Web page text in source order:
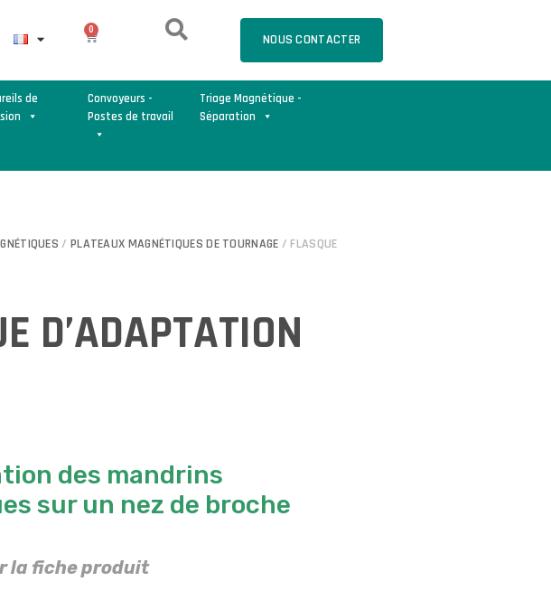
0
NOUS CONTACTER
de
Convoyeurs -
Postes de travail
Triage Magnétique -
Séparation
/ PLATEAUX MAGNÉTIQUES DE TOURNAGE / FLASQUE
D’ADAPTATION
des mandrins
sur un nez de broche
la fiche produit